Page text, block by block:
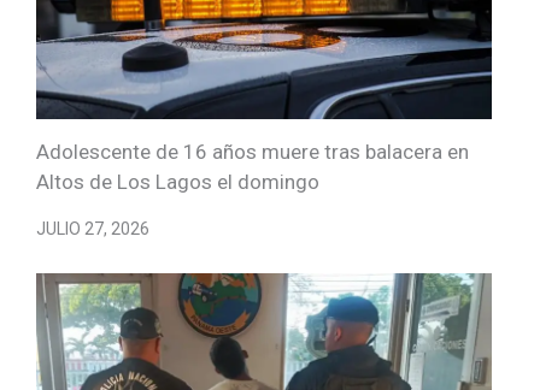
Adolescente de 16 años muere tras balacera en
Altos de Los Lagos el domingo
JULIO 27, 2026